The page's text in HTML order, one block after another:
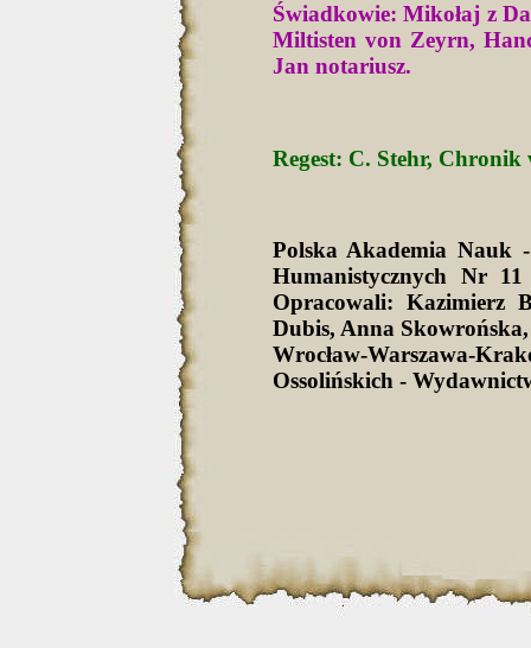
Świadkowie: Mikołaj z
Miltisten von Zeyrn,
Jan notariusz.
Regest: C. Stehr, Chronik
Polska Akademia Nauk
Humanistycznych Nr
Opracowali: Kazimierz
Dubis, Anna
Wrocław-Warszawa-
Ossolińskich -